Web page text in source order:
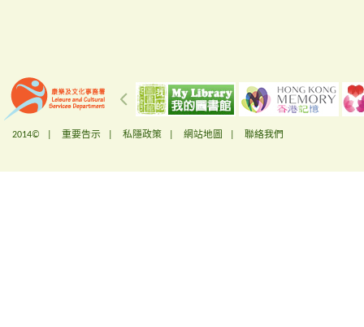
2014© | 重要告示 私隱政策 網站地圖 聯絡我們